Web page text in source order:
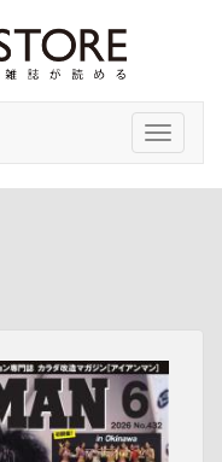
Toggle